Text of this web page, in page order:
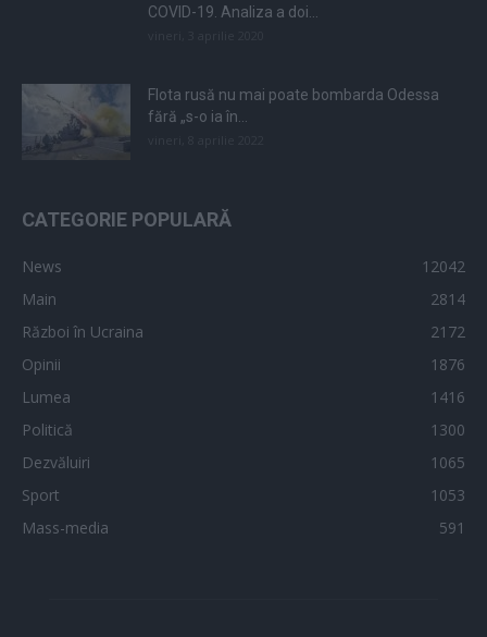
COVID-19. Analiza a doi...
Flota rusă nu mai poate bombarda Odessa
fără „s-o ia în...
CATEGORIE POPULARĂ
News
12042
Main
2814
Război în Ucraina
2172
Opinii
1876
Lumea
1416
Politică
1300
Dezvăluiri
1065
Sport
1053
Mass-media
591